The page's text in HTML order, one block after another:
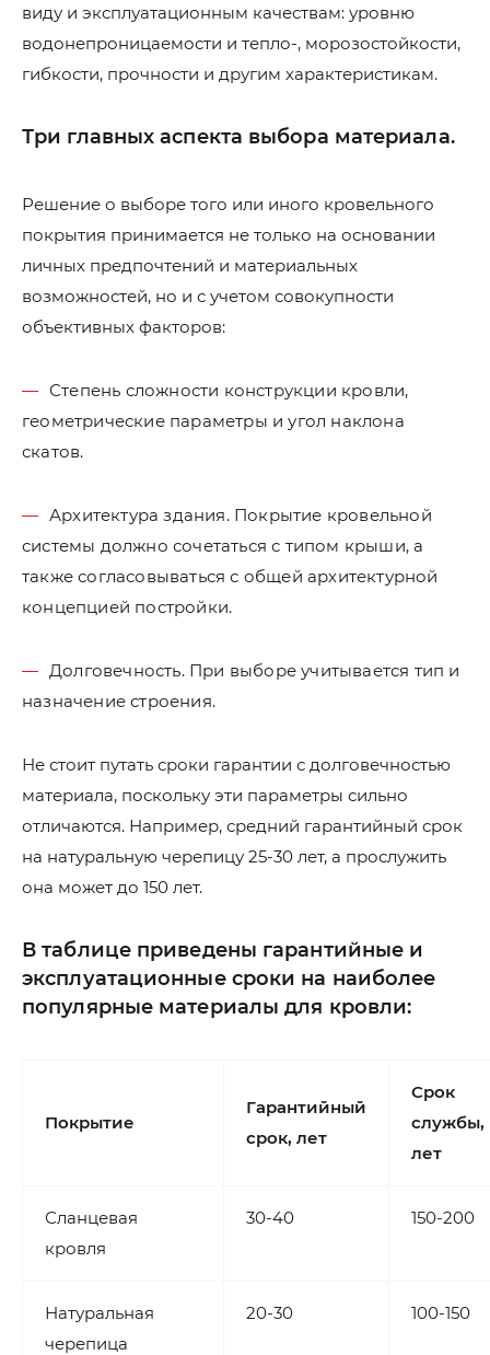
виду и эксплуатационным качествам: уровню
водонепроницаемости и тепло-, морозостойкости,
гибкости, прочности и другим характеристикам.
Три главных аспекта выбора материала.
Решение о выборе того или иного кровельного
покрытия принимается не только на основании
личных предпочтений и материальных
возможностей, но и с учетом совокупности
объективных факторов:
Степень сложности конструкции кровли,
геометрические параметры и угол наклона
скатов.
Архитектура здания. Покрытие кровельной
системы должно сочетаться с типом крыши, а
также согласовываться с общей архитектурной
концепцией постройки.
Долговечность. При выборе учитывается тип и
назначение строения.
Не стоит путать сроки гарантии с долговечностью
материала, поскольку эти параметры сильно
отличаются. Например, средний гарантийный срок
на натуральную черепицу 25-30 лет, а прослужить
она может до 150 лет.
В таблице приведены гарантийные и
эксплуатационные сроки на наиболее
популярные материалы для кровли:
Покрытие
Гарантийный
срок, лет
Срок
службы,
лет
Сланцевая
кровля
30-40 150-200
Натуральная
черепица
20-30 100-150